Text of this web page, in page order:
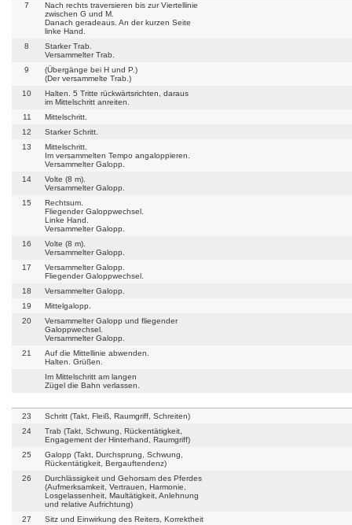
7
Nach rechts traversieren bis zur Viertellinie
zwischen G und M.
Danach geradeaus. An der kurzen Seite
linke Hand.
8
Starker Trab.
Versammelter Trab.
9
(Übergänge bei H und P.)
(Der versammelte Trab.)
10
Halten. 5 Tritte rückwärtsrichten, daraus
im Mittelschritt anreiten.
11
Mittelschritt.
12
Starker Schritt.
13
Mittelschritt.
Im versammelten Tempo angaloppieren.
Versammelter Galopp.
14
Volte (8 m).
Versammelter Galopp.
15
Rechtsum.
Fliegender Galoppwechsel.
Linke Hand.
Versammelter Galopp.
16
Volte (8 m).
Versammelter Galopp.
17
Versammelter Galopp.
Fliegender Galoppwechsel.
18
Versammelter Galopp.
19
Mittelgalopp.
20
Versammelter Galopp und fliegender
Galoppwechsel.
Versammelter Galopp.
21
Auf die Mittellinie abwenden.
Halten. Grüßen.
Im Mittelschritt am langen
Zügel die Bahn verlassen.
23
Schritt (Takt, Fleiß, Raumgriff, Schreiten)
24
Trab (Takt, Schwung, Rückentätigkeit,
Engagement der Hinterhand, Raumgriff)
25
Galopp (Takt, Durchsprung, Schwung,
Rückentätigkeit, Bergauftendenz)
26
Durchlässigkeit und Gehorsam des Pferdes
(Aufmerksamkeit, Vertrauen, Harmonie,
Losgelassenheit, Maultätigkeit, Anlehnung
und relative Aufrichtung)
27
Sitz und Einwirkung des Reiters, Korrektheit